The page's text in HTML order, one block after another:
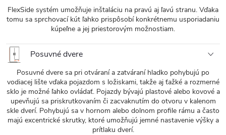
FlexSide systém umožňuje inštaláciu na pravú aj ľavú stranu. Vďaka
tomu sa sprchovací kút ľahko prispôsobí konkrétnemu usporiadaniu
kúpeľne a jej priestorovým možnostiam.
Posuvné dvere
Posuvné dvere sa pri otváraní a zatváraní hladko pohybujú po
vodiacej lište vďaka pojazdom s ložiskami, takže aj ťažké a rozmerné
sklo je možné ľahko ovládať. Pojazdy bývajú plastové alebo kovové a
upevňujú sa priskrutkovaním či zacvaknutím do otvoru v kalenom
skle dverí. Pohybujú sa v hornom alebo dolnom profile rámu a často
majú excentrické skrutky, ktoré umožňujú jemné nastavenie výšky a
prítlaku dverí.